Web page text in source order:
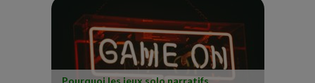
Pourquoi les jeux solo narratifs